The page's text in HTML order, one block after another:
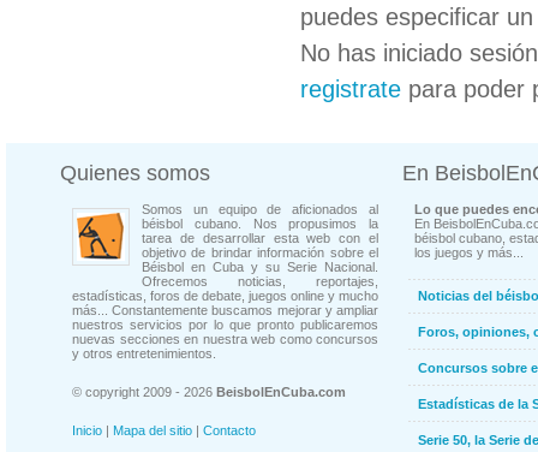
puedes especificar
No has iniciado
registrate para poder
Quienes somos
Somos un equipo de aficionados al
béisbol cubano. Nos propusimos la
tarea de desarrollar esta web con el
objetivo de brindar información sobre el
Béisbol en Cuba y su Serie Nacional.
Ofrecemos noticias, reportajes,
estadísticas, foros de debate, juegos online y mucho
más... Constantemente buscamos mejorar y ampliar
nuestros servicios por lo que pronto publicaremos
nuevas secciones en nuestra web como concursos
y otros entretenimientos.
© copyright 2009 - 2026 BeisbolEnCuba.com
Inicio | Mapa del sitio | Contacto
En
Lo que puedes
En
béisbol cubano,
los juegos y más...
Noticias del
Foros, opiniones,
Concursos sobre
Estadísticas de la
Serie 50, la Serie